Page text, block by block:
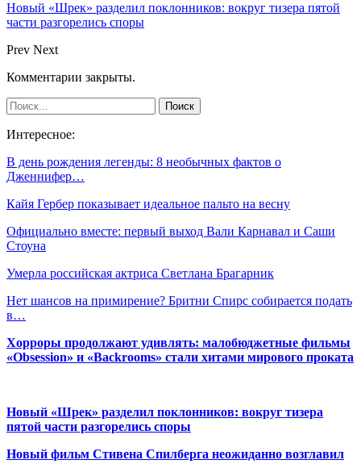
Новый «Шрек» разделил поклонников: вокруг тизера пятой
части разгорелись споры
Prev Next
Комментарии закрыты.
Интересное:
В день рождения легенды: 8 необычных фактов о
Дженнифер…
Кайя Гербер показывает идеальное пальто на весну
Официально вместе: первый выход Вали Карнавал и Саши
Стоуна
Умерла российская актриса Светлана Брагарник
Нет шансов на примирение? Бритни Спирс собирается подать
в…
Хорроры продолжают удивлять: малобюджетные фильмы
«Obsession» и «Backrooms» стали хитами мирового проката
Новый «Шрек» разделил поклонников: вокруг тизера
пятой части разгорелись споры
Новый фильм Стивена Спилберга неожиданно возглавил